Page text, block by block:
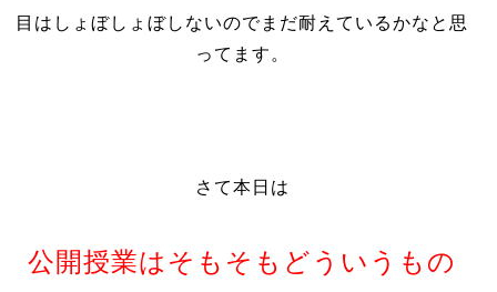
目はしょぼしょぼしないのでまだ耐えているかなと思
ってます。
さて本日は
公開授業はそもそもどういうもの